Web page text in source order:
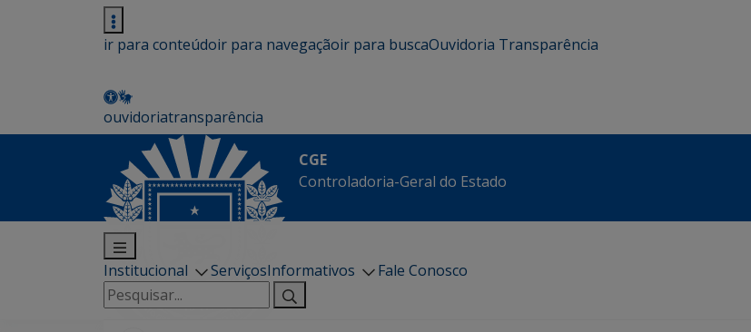
ir para conteúdoir para navegaçãoir para buscaOuvidoria Transparência
ouvidoriatransparência
CGE
Controladoria-Geral do Estado
Institucional ServiçosInformativos
Fale Conosco
Pesquisar
por: